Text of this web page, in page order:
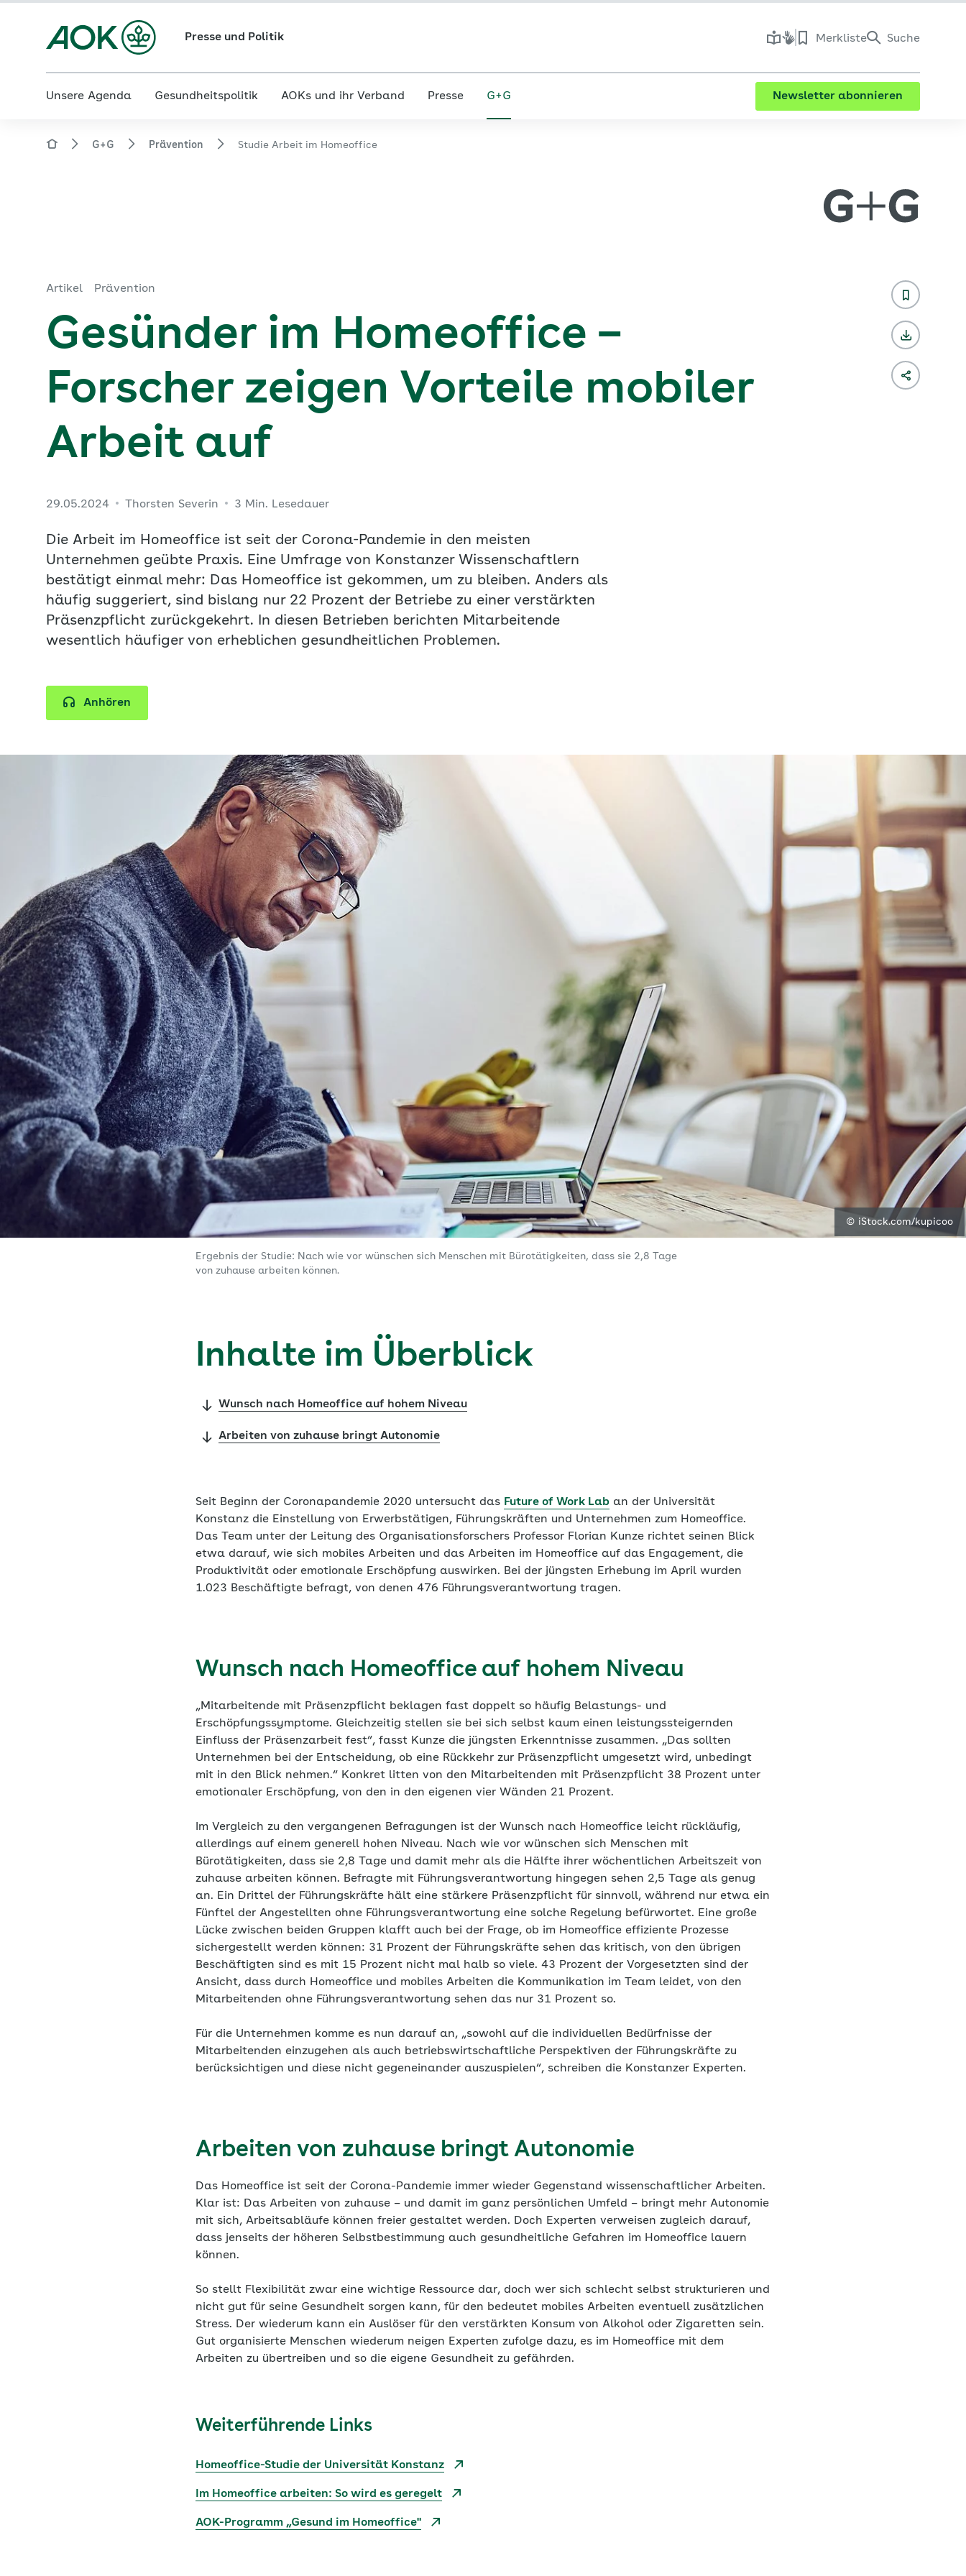
Presse und Politik Merkliste Suche
Unsere Agenda Gesundheitspolitik AOKs und ihr Verband Presse G+G Newsletter abonnieren
G+G Prävention Studie Arbeit im Homeoffice
Artikel Prävention
Gesünder im Homeoffice –
Forscher zeigen Vorteile mobiler
Arbeit auf
29.05.2024 Thorsten Severin 3 Min. Lesedauer
Die Arbeit im Homeoffice ist seit der Corona-Pandemie in den meisten
Unternehmen geübte Praxis. Eine Umfrage von Konstanzer Wissenschaftlern
bestätigt einmal mehr: Das Homeoffice ist gekommen, um zu bleiben. Anders als
häufig suggeriert, sind bislang nur 22 Prozent der Betriebe zu einer verstärkten
Präsenzpflicht zurückgekehrt. In diesen Betrieben berichten Mitarbeitende
wesentlich häufiger von erheblichen gesundheitlichen Problemen.
Anhören
© iStock.com/kupicoo
Ergebnis der Studie: Nach wie vor wünschen sich Menschen mit Bürotätigkeiten, dass sie 2,8 Tage
von zuhause arbeiten können.
Inhalte im Überblick
Wunsch nach Homeoffice auf hohem Niveau
Arbeiten von zuhause bringt Autonomie
Seit Beginn der Coronapandemie 2020 untersucht das Future of Work Lab an der Universität
Konstanz die Einstellung von Erwerbstätigen, Führungskräften und Unternehmen zum Homeoffice.
Das Team unter der Leitung des Organisationsforschers Professor Florian Kunze richtet seinen Blick
etwa darauf, wie sich mobiles Arbeiten und das Arbeiten im Homeoffice auf das Engagement, die
Produktivität oder emotionale Erschöpfung auswirken. Bei der jüngsten Erhebung im April wurden
1.023 Beschäftigte befragt, von denen 476 Führungsverantwortung tragen.
Wunsch nach Homeoffice auf hohem Niveau
„Mitarbeitende mit Präsenzpflicht beklagen fast doppelt so häufig Belastungs- und
Erschöpfungssymptome. Gleichzeitig stellen sie bei sich selbst kaum einen leistungssteigernden
Einfluss der Präsenzarbeit fest“, fasst Kunze die jüngsten Erkenntnisse zusammen. „Das sollten
Unternehmen bei der Entscheidung, ob eine Rückkehr zur Präsenzpflicht umgesetzt wird, unbedingt
mit in den Blick nehmen.“ Konkret litten von den Mitarbeitenden mit Präsenzpflicht 38 Prozent unter
emotionaler Erschöpfung, von den in den eigenen vier Wänden 21 Prozent.
Im Vergleich zu den vergangenen Befragungen ist der Wunsch nach Homeoffice leicht rückläufig,
allerdings auf einem generell hohen Niveau. Nach wie vor wünschen sich Menschen mit
Bürotätigkeiten, dass sie 2,8 Tage und damit mehr als die Hälfte ihrer wöchentlichen Arbeitszeit von
zuhause arbeiten können. Befragte mit Führungsverantwortung hingegen sehen 2,5 Tage als genug
an. Ein Drittel der Führungskräfte hält eine stärkere Präsenzpflicht für sinnvoll, während nur etwa ein
Fünftel der Angestellten ohne Führungsverantwortung eine solche Regelung befürwortet. Eine große
Lücke zwischen beiden Gruppen klafft auch bei der Frage, ob im Homeoffice effiziente Prozesse
sichergestellt werden können: 31 Prozent der Führungskräfte sehen das kritisch, von den übrigen
Beschäftigten sind es mit 15 Prozent nicht mal halb so viele. 43 Prozent der Vorgesetzten sind der
Ansicht, dass durch Homeoffice und mobiles Arbeiten die Kommunikation im Team leidet, von den
Mitarbeitenden ohne Führungsverantwortung sehen das nur 31 Prozent so.
Für die Unternehmen komme es nun darauf an, „sowohl auf die individuellen Bedürfnisse der
Mitarbeitenden einzugehen als auch betriebswirtschaftliche Perspektiven der Führungskräfte zu
berücksichtigen und diese nicht gegeneinander auszuspielen“, schreiben die Konstanzer Experten.
Arbeiten von zuhause bringt Autonomie
Das Homeoffice ist seit der Corona-Pandemie immer wieder Gegenstand wissenschaftlicher Arbeiten.
Klar ist: Das Arbeiten von zuhause – und damit im ganz persönlichen Umfeld – bringt mehr Autonomie
mit sich, Arbeitsabläufe können freier gestaltet werden. Doch Experten verweisen zugleich darauf,
dass jenseits der höheren Selbstbestimmung auch gesundheitliche Gefahren im Homeoffice lauern
können.
So stellt Flexibilität zwar eine wichtige Ressource dar, doch wer sich schlecht selbst strukturieren und
nicht gut für seine Gesundheit sorgen kann, für den bedeutet mobiles Arbeiten eventuell zusätzlichen
Stress. Der wiederum kann ein Auslöser für den verstärkten Konsum von Alkohol oder Zigaretten sein.
Gut organisierte Menschen wiederum neigen Experten zufolge dazu, es im Homeoffice mit dem
Arbeiten zu übertreiben und so die eigene Gesundheit zu gefährden.
Weiterführende Links
Homeoffice-Studie der Universität Konstanz
Im Homeoffice arbeiten: So wird es geregelt
AOK-Programm „Gesund im Homeoffice"